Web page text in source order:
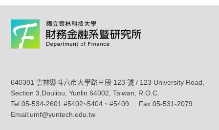
640301 雲林縣斗六市大學路三段 123 號 / 123 University Road,
Section 3,Douliou, Yunlin 64002, Taiwan, R.O.C.
Tel:05-534-2601 #5402~5404、#5409 Fax:05-531-2079
Email:umf@yuntech.edu.tw